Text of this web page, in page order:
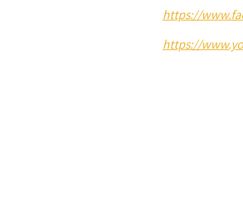
https://
https://